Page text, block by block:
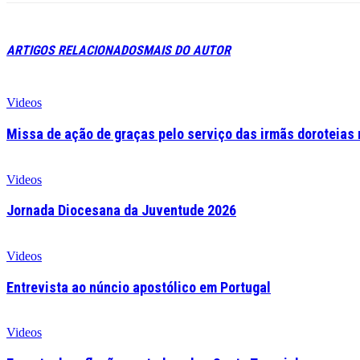
ARTIGOS RELACIONADOSMAIS DO AUTOR
Videos
Missa de ação de graças pelo serviço das irmãs doroteias
Videos
Jornada Diocesana da Juventude 2026
Videos
Entrevista ao núncio apostólico em Portugal
Videos